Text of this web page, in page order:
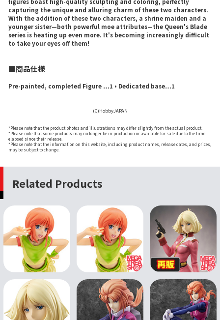
capturing the unique and alluring charm of these two characters.
With the addition of these two characters, a shrine maiden and a
younger sister—both powerful moe attributes—the Queen's Blade
series is heating up even more. It's becoming increasingly difficult
to take your eyes off them!
■商品仕様
Pre-painted, completed Figure …1 • Dedicated base…1
(C)HobbyJAPAN
*Please note that the product photos and illustrations may differ slightly from the actual product.
*Please note that some products may no longer be in production or available for sale due to the time
elapsed since their release.
*Please note that the information on this website, including product names, release dates, and prices,
may be subject to change.
Related Products